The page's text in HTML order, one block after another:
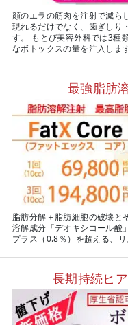
顔のエラの筋肉を注射で減ら
現れるだけでなく、歯ぎしり
す。 もとび美容外科では3種
なボトックスの量を注入します
最強脂肪
脂肪分解＋脂肪細胞の破壊と
溶解成分「デオキシコール酸
プラス（0.8％）を超える、
長期持続ヒ